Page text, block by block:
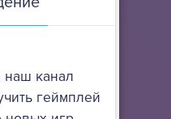
канал
геймплей